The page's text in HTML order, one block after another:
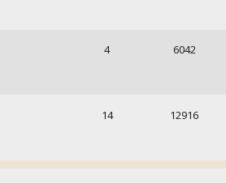
4 6042
14 12916